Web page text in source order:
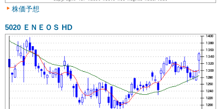
株価予想
5020 ＥＮＥＯＳ HD